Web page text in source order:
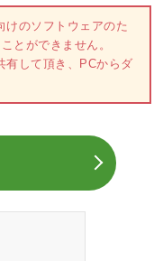
けのソフトウェアのた
とができません。
有して頂き、PCからダ